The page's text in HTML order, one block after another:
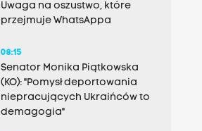
Uwaga na oszustwo, które
przejmuje WhatsAppa
08:15
Senator Monika Piątkowska
(KO): "Pomysł deportowania
niepracujących Ukraińców to
demagogia"